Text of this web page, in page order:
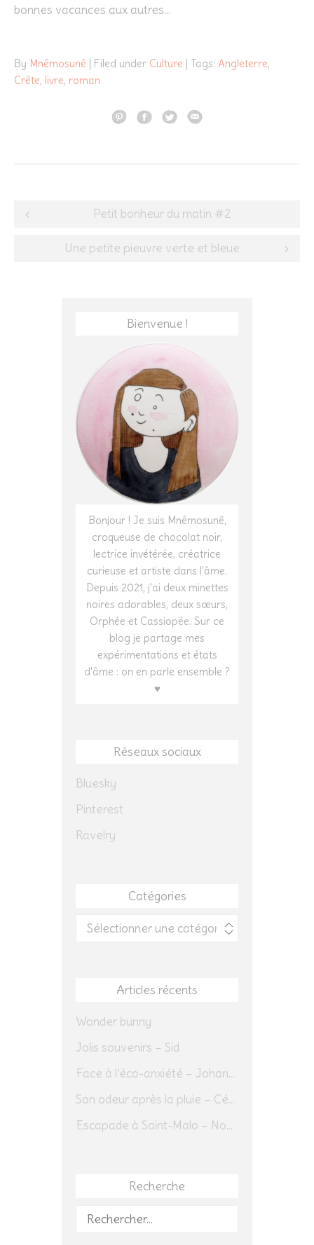
bonnes vacances aux autres…
By Mnêmosunê | Filed under Culture | Tags: Angleterre,
Crête, livre, roman
Post
navigation
Petit bonheur du matin #2
Une petite pieuvre verte et bleue
Bienvenue !
Bonjour ! Je suis Mnêmosunê,
croqueuse de chocolat noir,
lectrice invétérée, créatrice
curieuse et artiste dans l'âme.
Depuis 2021, j'ai deux minettes
noires adorables, deux sœurs,
Orphée et Cassiopée. Sur ce
blog je partage mes
expérimentations et états
d'âme : on en parle ensemble ?
♥
Réseaux sociaux
Bluesky
Pinterest
Ravelry
Catégories
Catégories
Articles récents
Wonder bunny
Jolis souvenirs – Sid
Face à l’éco-anxiété – Johannes Herrmann
Son odeur après la pluie – Cédric Sapin-Defour
Escapade à Saint-Malo – Novembre 2025 – Jour 1
Recherche
Rechercher :